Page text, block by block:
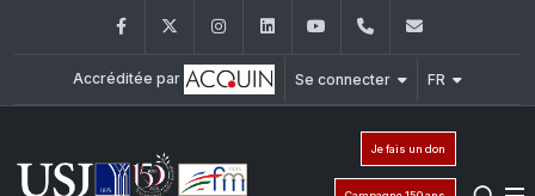
FacebookTwitter InstagramLinkedInYouTube+961 (1) 421 235
Accréditée par Se connecter FR
Je fais un don